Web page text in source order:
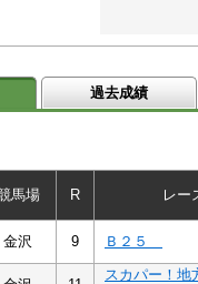
過去成績
馬場 R レー
金沢 9 Ｂ２５
スカパー！地